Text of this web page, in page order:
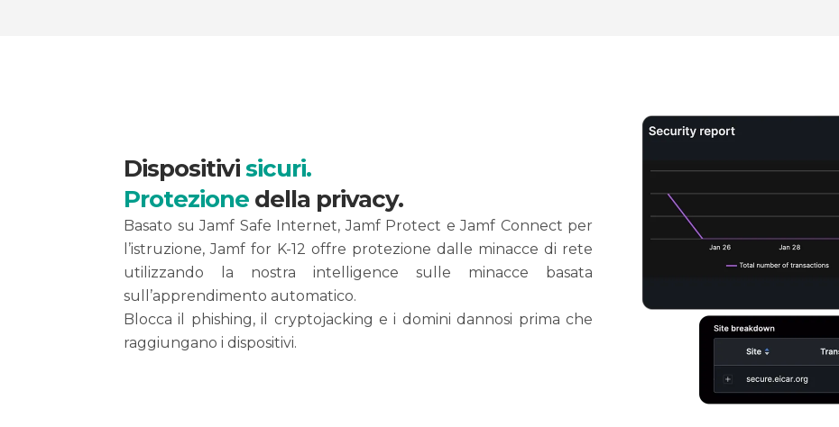
Dispositivisicuri.
Protezione della privacy.
Basato su Jamf Safe Internet, Jamf Protect e Jamf Connect per
l’istruzione, Jamf for K-12 offre protezione dalle minacce di rete
utilizzando la nostra intelligence sulle minacce basata
sull’apprendimento automatico.
Blocca il phishing, il cryptojacking e i domini dannosi prima che
raggiungano i dispositivi.